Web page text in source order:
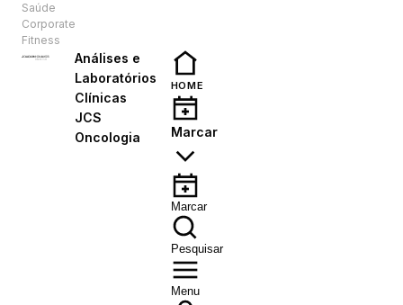
Saúde
Corporate
Fitness
Análises e
Laboratórios
Clínicas
JCS
Oncologia
HOME
Marcar
Marcar
Pesquisar
Menu